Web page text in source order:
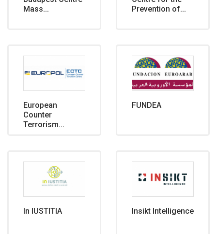
Mass...
Prevention of...
European
Counter
Terrorism...
FUNDEA
In IUSTITIA Insikt Intelligence